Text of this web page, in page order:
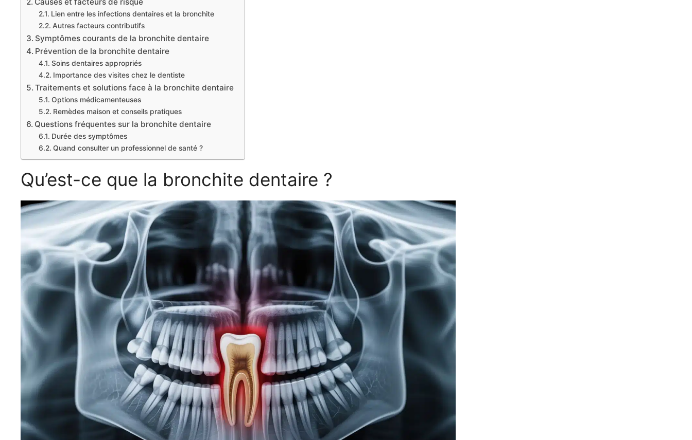
Lien entre les infections dentaires et la bronchite
Autres facteurs contributifs
Symptômes courants de la bronchite dentaire
Prévention de la bronchite dentaire
Soins dentaires appropriés
Importance des visites chez le dentiste
Traitements et solutions face à la bronchite dentaire
Options médicamenteuses
Remèdes maison et conseils pratiques
Questions fréquentes sur la bronchite dentaire
Durée des symptômes
Quand consulter un professionnel de santé ?
Qu’est-ce que la bronchite dentaire ?